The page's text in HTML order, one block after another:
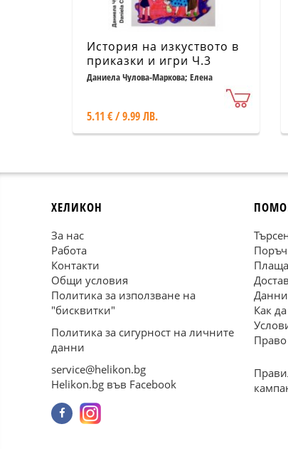
История на изкуството в
приказки и игри Ч.3
Даниела Чулова-Маркова; Елена
5.11 € / 9.99 ЛВ.
ХЕЛИКОН
За нас
Работа
Контакти
Общи условия
Политика за използване на
"бисквитки"
Политика за сигурност на личните
данни
service@helikon.bg
Helikon.bg във Facebook
Данни
Как
Право